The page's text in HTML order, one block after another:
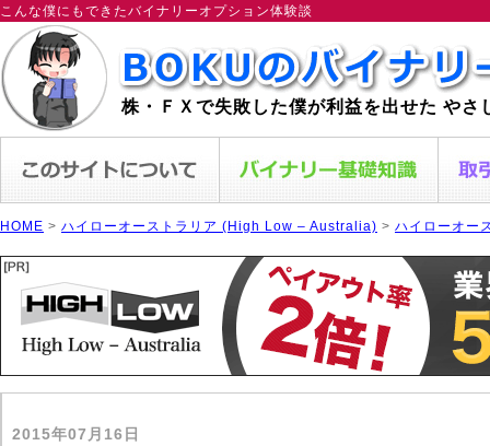
こんな僕にもできたバイナリーオプション体験談
株・ＦＸで失敗した僕が利益を出せた やさ
HOME > ハイローオーストラリア (High Low – Australia) > ハイローオー
2015年07月16日